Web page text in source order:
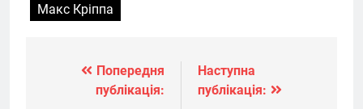
Макс Кріппа
Навігація
записів
Попередня
публікація:
Наступна
публікація: